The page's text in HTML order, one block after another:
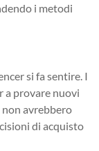
i metodi
si fa sentire. I
a provare nuovi
avrebbero
di acquisto